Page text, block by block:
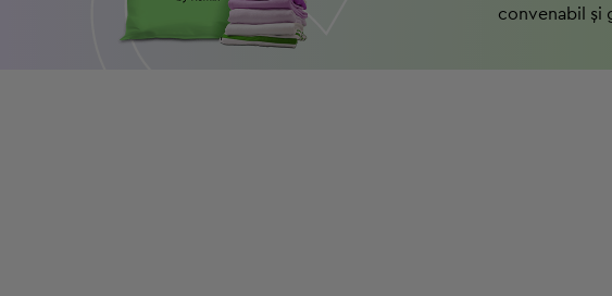
convenabil și